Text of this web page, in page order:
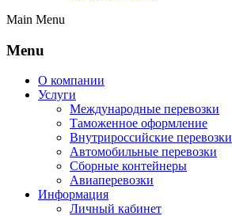
Main Menu
Menu
О компании
Услуги
Международные перевозки
Таможенное оформление
Внутрироссийские перевозки
Автомобильные перевозки
Сборные контейнеры
Авиаперевозки
Информация
Личный кабинет